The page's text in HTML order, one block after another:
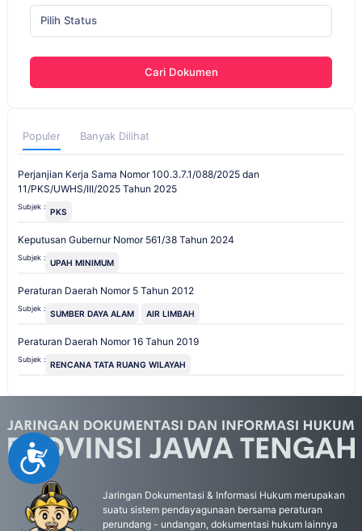
Accessibility
Pilih Status
Cari Dokumen
Populer Banyak Dilihat
Perjanjian Kerja Sama Nomor 100.3.7.1/088/2025 dan
11/PKS/UWHS/III/2025 Tahun 2025
Subjek : PKS
Keputusan Gubernur Nomor 561/38 Tahun 2024
Subjek : UPAH MINIMUM
Peraturan Daerah Nomor 5 Tahun 2012
Subjek : SUMBER DAYA ALAM AIR LIMBAH
Peraturan Daerah Nomor 16 Tahun 2019
Subjek : RENCANA TATA RUANG WILAYAH
Jaringan Dokumentasi & Informasi Hukum merupakan
suatu sistem pendayagunaan bersama peraturan
perundang - undangan, dokumentasi hukum lainnya